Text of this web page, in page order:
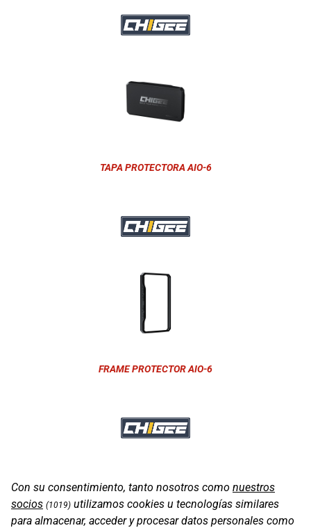
TAPA PROTECTORA AIO-6
FRAME PROTECTOR AIO-6
Con su consentimiento, tanto nosotros como nuestros
socios (1019) utilizamos cookies u tecnologías similares
para almacenar, acceder y procesar datos personales como